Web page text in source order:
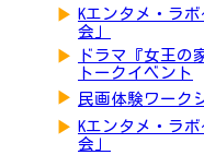
▶ Kエンタメ・ラ
会」
▶
ドラマ『女王の
トークイベント
▶ 民画体験ワーク
▶ Kエンタメ・ラ
会」